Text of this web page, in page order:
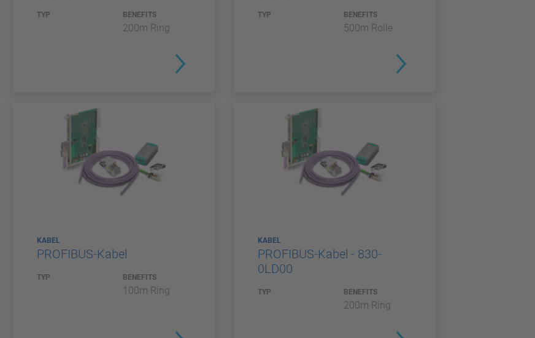
TYP BENEFITS
200m Ring
TYP BENEFITS
500m Rolle
KABEL
PROFIBUS-Kabel
TYP BENEFITS
100m Ring
KABEL
PROFIBUS-Kabel - 830-
0LD00
TYP BENEFITS
200m Ring